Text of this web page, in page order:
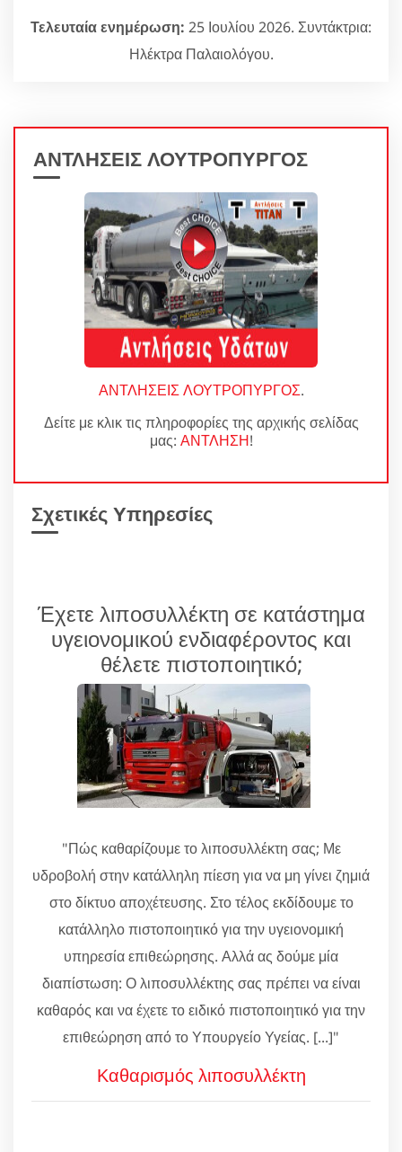
Τελευταία ενημέρωση: 25 Ιουλίου 2026. Συντάκτρια:
Ηλέκτρα Παλαιολόγου.
ΑΝΤΛΗΣΕΙΣ ΛΟΥΤΡΟΠΥΡΓΟΣ
ΑΝΤΛΗΣΕΙΣ ΛΟΥΤΡΟΠΥΡΓΟΣ.
Δείτε με κλικ τις πληροφορίες της αρχικής σελίδας
μας: ΑΝΤΛΗΣΗ!
Σχετικές Υπηρεσίες
Έχετε λιποσυλλέκτη σε κατάστημα
υγειονομικού ενδιαφέροντος και
θέλετε πιστοποιητικό;
"Πώς καθαρίζουμε το λιποσυλλέκτη σας; Με
υδροβολή στην κατάλληλη πίεση για να μη γίνει ζημιά
στο δίκτυο αποχέτευσης. Στο τέλος εκδίδουμε το
κατάλληλο πιστοποιητικό για την υγειονομική
υπηρεσία επιθεώρησης. Αλλά ας δούμε μία
διαπίστωση: Ο λιποσυλλέκτης σας πρέπει να είναι
καθαρός και να έχετε το ειδικό πιστοποιητικό για την
επιθεώρηση από το Υπουργείο Υγείας. [...]"
Καθαρισμός λιποσυλλέκτη